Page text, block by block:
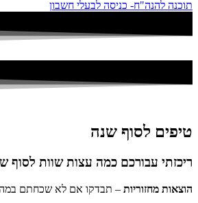
תוכנה להנה"ח- כניסה לבעלי חשבון
טיפים לסוף שנה
ריכזתי עבורכם כמה עצות שוות לסוף
הוצאות מחזוריות – תבדקו אם לא שכחתם